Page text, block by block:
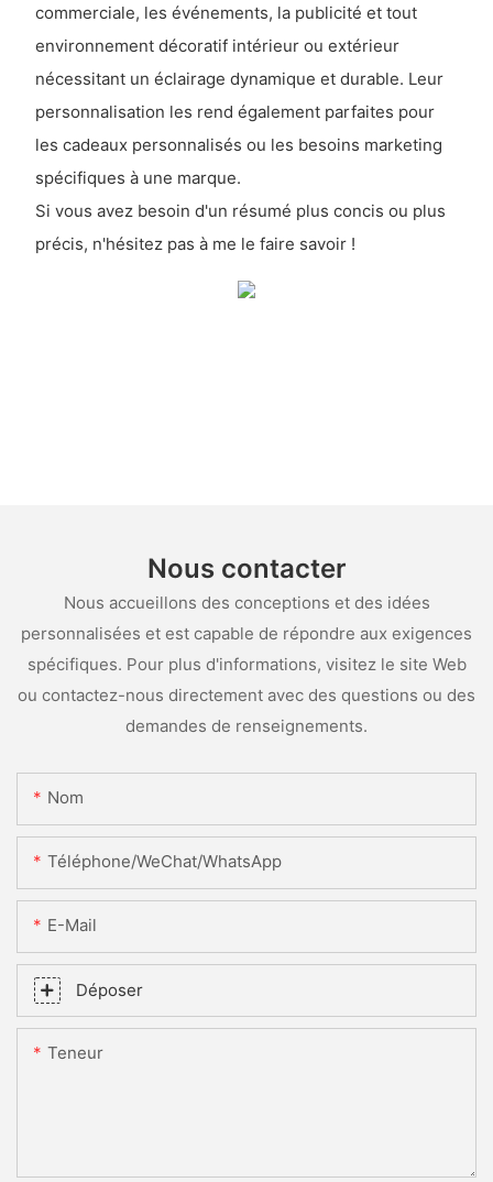
commerciale, les événements, la publicité et tout
environnement décoratif intérieur ou extérieur
nécessitant un éclairage dynamique et durable. Leur
personnalisation les rend également parfaites pour
les cadeaux personnalisés ou les besoins marketing
spécifiques à une marque.
Si vous avez besoin d'un résumé plus concis ou plus
précis, n'hésitez pas à me le faire savoir !
Nous contacter
Nous accueillons des conceptions et des idées
personnalisées et est capable de répondre aux exigences
spécifiques. Pour plus d'informations, visitez le site Web
ou contactez-nous directement avec des questions ou des
demandes de renseignements.
Nom
Téléphone/WeChat/WhatsApp
E-Mail
Déposer
Teneur